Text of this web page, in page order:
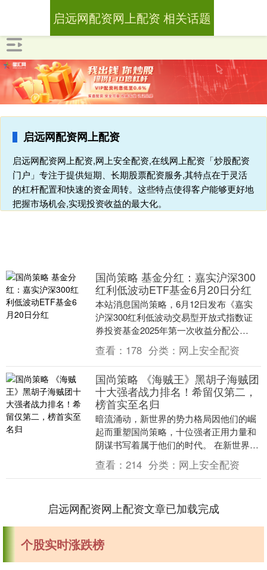
启远网配资网上配资
启远网配资网上配资,网上安全配资,在线网上配资「炒股配资
门户」专注于提供短期、长期股票配资服务,其特点在于灵活
的杠杆配置和快速的资金周转。这些特点使得客户能够更好地
把握市场机会,实现投资收益的最大化。
启远网配资网上配资 相关话题
国尚策略 基金分红：嘉实沪深300
红利低波动ETF基金6月20日分红
本站消息国尚策略，6月12日发布《嘉实
沪深300红利低波动交易型开放式指数证
券投资基金2025年第一次收益分配公
告》。本次分红为2025年的第一次分红。
公告显示....
查看： 178 分类： 网上安全配资
国尚策略 《海贼王》黑胡子海贼团
十大强者战力排名！希留仅第二，
榜首实至名归
暗流涌动，新世界的势力格局因他们的崛
起而重塑国尚策略，十位强者正用力量和
阴谋书写着属于他们的时代。 在新世界的
汹涌海域中，黑胡子海贼团已成为路飞成
为海贼王之路上....
查看： 214 分类： 网上安全配资
启远网配资网上配资文章已加载完成
个股实时涨跌榜